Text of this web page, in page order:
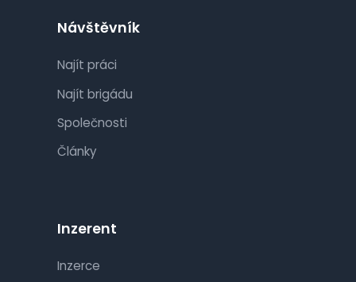
Návštěvník
Najít práci
Najít brigádu
Společnosti
Články
Inzerent
Inzerce